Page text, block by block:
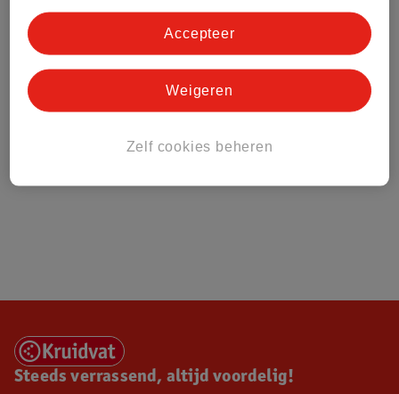
Steeds verrassend, altijd voordelig!
Zelf cookies beheren
Weigeren
Accepteer